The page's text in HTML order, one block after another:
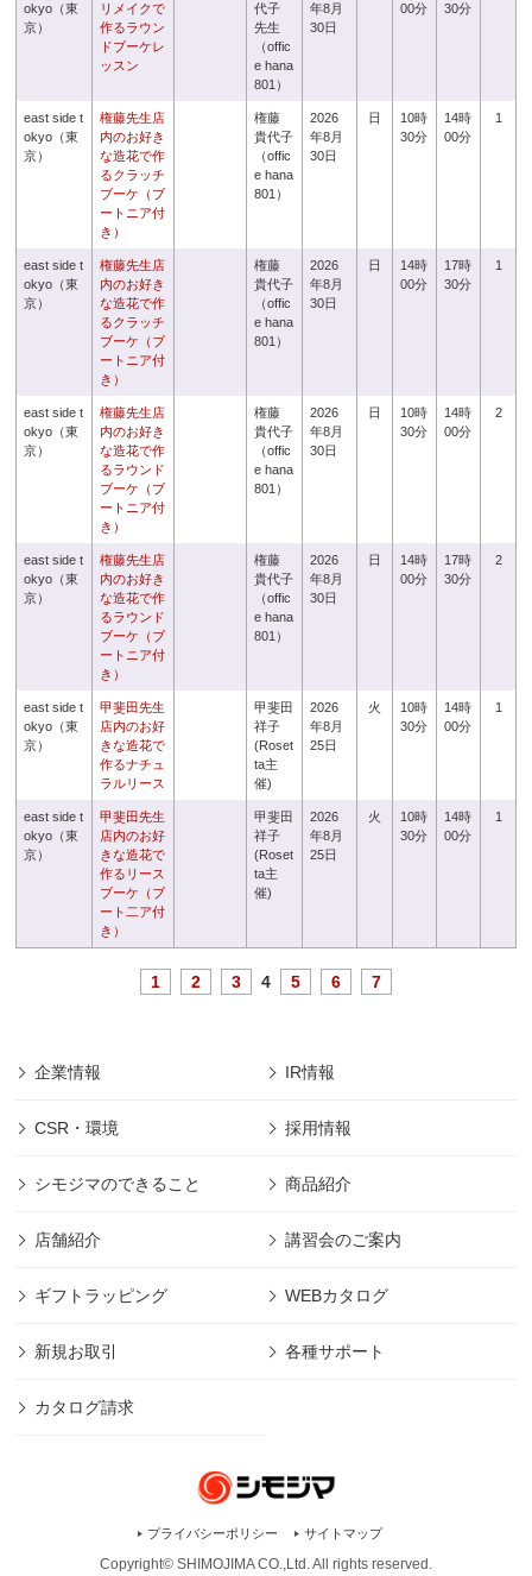
okyo（東
京）
リメイクで
作るラウン
ドブーケレ
ッスン
代子
先生
（offic
e hana
801）
年8月
30日
00分
30分
east side t
okyo（東
京）
権藤先生店
内のお好き
な造花で作
るクラッチ
ブーケ（ブ
ートニア付
き）
権藤
貴代子
（offic
e hana
801）
2026
年8月
30日
日
10時
30分
14時
00分
1
east side t
okyo（東
京）
権藤先生店
内のお好き
な造花で作
るクラッチ
ブーケ（ブ
ートニア付
き）
権藤
貴代子
（offic
e hana
801）
2026
年8月
30日
日
14時
00分
17時
30分
1
east side t
okyo（東
京）
権藤先生店
内のお好き
な造花で作
るラウンド
ブーケ（ブ
ートニア付
き）
権藤
貴代子
（offic
e hana
801）
2026
年8月
30日
日
10時
30分
14時
00分
2
east side t
okyo（東
京）
権藤先生店
内のお好き
な造花で作
るラウンド
ブーケ（ブ
ートニア付
き）
権藤
貴代子
（offic
e hana
801）
2026
年8月
30日
日
14時
00分
17時
30分
2
east side t
okyo（東
京）
甲斐田先生
店内のお好
きな造花で
作るナチュ
ラルリース
甲斐田
祥子
(Roset
ta主
催)
2026
年8月
25日
火
10時
30分
14時
00分
1
east side t
okyo（東
京）
甲斐田先生
店内のお好
きな造花で
作るリース
ブーケ（ブ
ート二ア付
き）
甲斐田
祥子
(Roset
ta主
催)
2026
年8月
25日
火
10時
30分
14時
00分
1
1 2 3 4 5 6 7
企業情報 IR情報
CSR・環境 採用情報
シモジマのできること 商品紹介
店舗紹介 講習会のご案内
ギフトラッピング WEBカタログ
新規お取引 各種サポート
カタログ請求
プライバシーポリシー サイトマップ
Copyright© SHIMOJIMA CO.,Ltd. All rights reserved.